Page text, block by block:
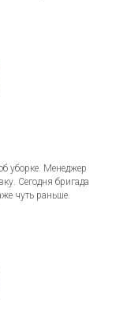
уборке. Менеджер
Сегодня бригада
чуть раньше.